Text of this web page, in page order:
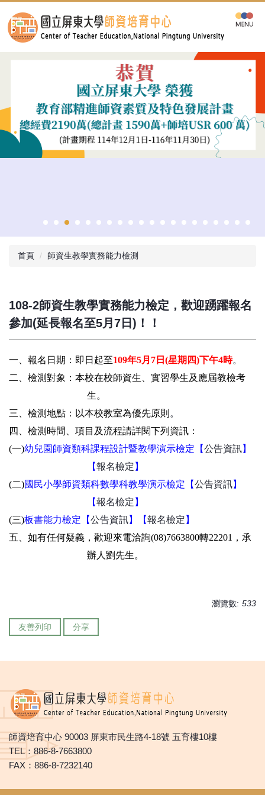
到
主
首頁 師資生教學實務能力檢測
108-2師資生教學實務能力檢定，歡迎踴躍報名
參加(延長報名至5月7日)！！
一、報名日期：即日起至109年5月7日(星期四)下午4時。
二、檢測對象：本校在校師資生、實習學生及應屆教檢考
生。
三、檢測地點：以本校教室為優先原則 。
四、檢測時間、項目及流程請詳閱下列資訊：
(一)幼兒園師資類科課程設計暨教學演示檢定【公告資訊】
【報名檢定 】
(二)國民小學師資類科數學科教學演示檢定 【公告資訊】
【報名檢定 】
(三)板書能力檢定 【公告資訊】【報名檢定 】
五、如有任何疑義，歡迎來電洽詢(08)7663800轉22201，承
辦人劉先生。
瀏覽數: 533
友善列印 分享
師資培育中心 90003 屏東市民生路4-18號 五育樓10樓
TEL：886-8-7663800
FAX：886-8-7232140